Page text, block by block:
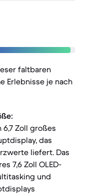
faltbaren
Erlebnisse je nach
6,7 Zoll großes
das
liefert. Das
7,6 Zoll OLED-
und